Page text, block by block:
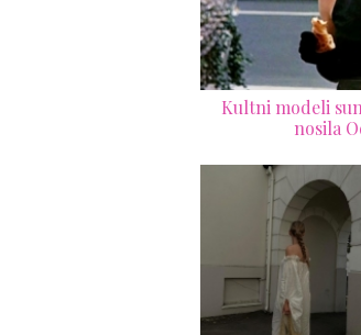
Kultni modeli
nosila